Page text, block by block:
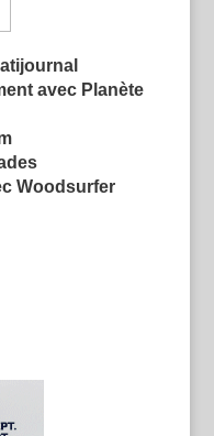
avec Planète
Woodsurfer